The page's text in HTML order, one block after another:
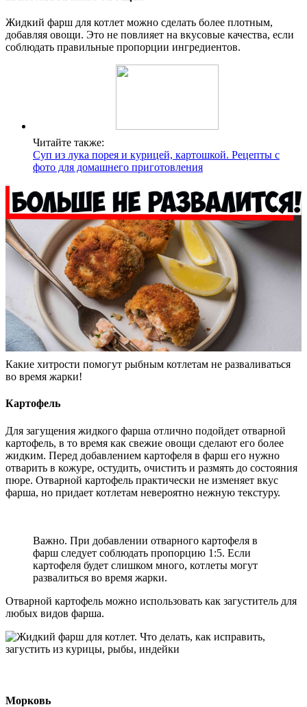
Жидкий фарш для котлет можно сделать более плотным,
добавляя овощи. Это не повлияет на вкусовые качества, если
соблюдать правильные пропорции ингредиентов.
Читайте также:
Суп из лука порея и курицей, картошкой. Рецепты с
фото для домашнего приготовления
Какие хитрости помогут рыбным котлетам не разваливаться
во время жарки!
Картофель
Для загущения жидкого фарша отлично подойдет отварной
картофель, в то время как свежие овощи сделают его более
жидким. Перед добавлением картофеля в фарш его нужно
отварить в кожуре, остудить, очистить и размять до состояния
пюре. Отварной картофель практически не изменяет вкус
фарша, но придает котлетам невероятно нежную текстуру.
Важно. При добавлении отварного картофеля в
фарш следует соблюдать пропорцию 1:5. Если
картофеля будет слишком много, котлеты могут
развалиться во время жарки.
Отварной картофель можно использовать как загуститель для
любых видов фарша.
Морковь